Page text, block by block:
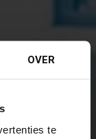
OVER
te